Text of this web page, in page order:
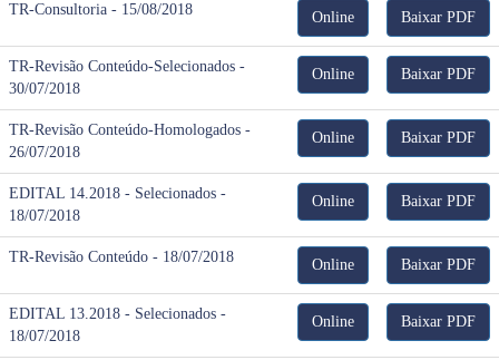
TR-Consultoria - 15/08/2018 Online Baixar PDF
TR-Revisão Conteúdo-Selecionados -
30/07/2018
Online Baixar PDF
TR-Revisão Conteúdo-Homologados -
26/07/2018
Online Baixar PDF
EDITAL 14.2018 - Selecionados -
18/07/2018
Online Baixar PDF
TR-Revisão Conteúdo - 18/07/2018 Online Baixar PDF
EDITAL 13.2018 - Selecionados -
18/07/2018
Online Baixar PDF